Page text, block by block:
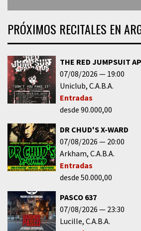
PRÓXIMOS RECITALES EN
THE RED JUMPSUIT
07/08/2026
19:00
Uniclub C.A.B.A.
Entradas
desde 90.000,00
DR CHUD'S X-WARD
07/08/2026
20:00
Arkham C.A.B.A.
Entradas
desde 50.000,00
PASCO 637
07/08/2026
23:30
Lucille C.A.B.A.